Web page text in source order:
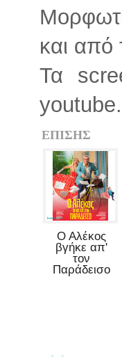
και
Τα
youtube.
ΕΠΙΣΗΣ
Ο Αλέκος
βγήκε απ'
τον
Παράδεισο